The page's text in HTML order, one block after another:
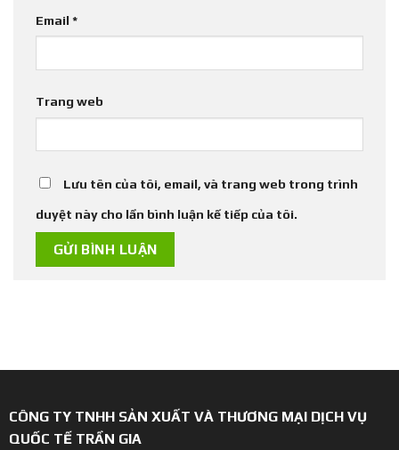
Email *
Trang web
Lưu tên của tôi, email, và trang web trong trình
duyệt này cho lần bình luận kế tiếp của tôi.
CÔNG TY TNHH SẢN XUẤT VÀ THƯƠNG MẠI DỊCH VỤ
QUỐC TẾ TRẦN GIA